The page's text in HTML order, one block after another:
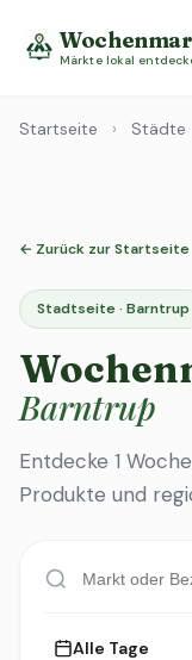
Märkte lokal
Startseite › Städte
← Zurück zur Startseite
Stadtseite · Barntrup
Barntrup
Entdecke 1
Produkte und
Alle Tage